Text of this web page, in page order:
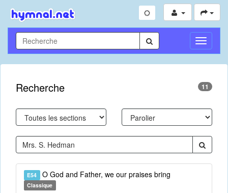
Toggle
Recherche 11
E54 O God and Father, we our praises bring
Classique